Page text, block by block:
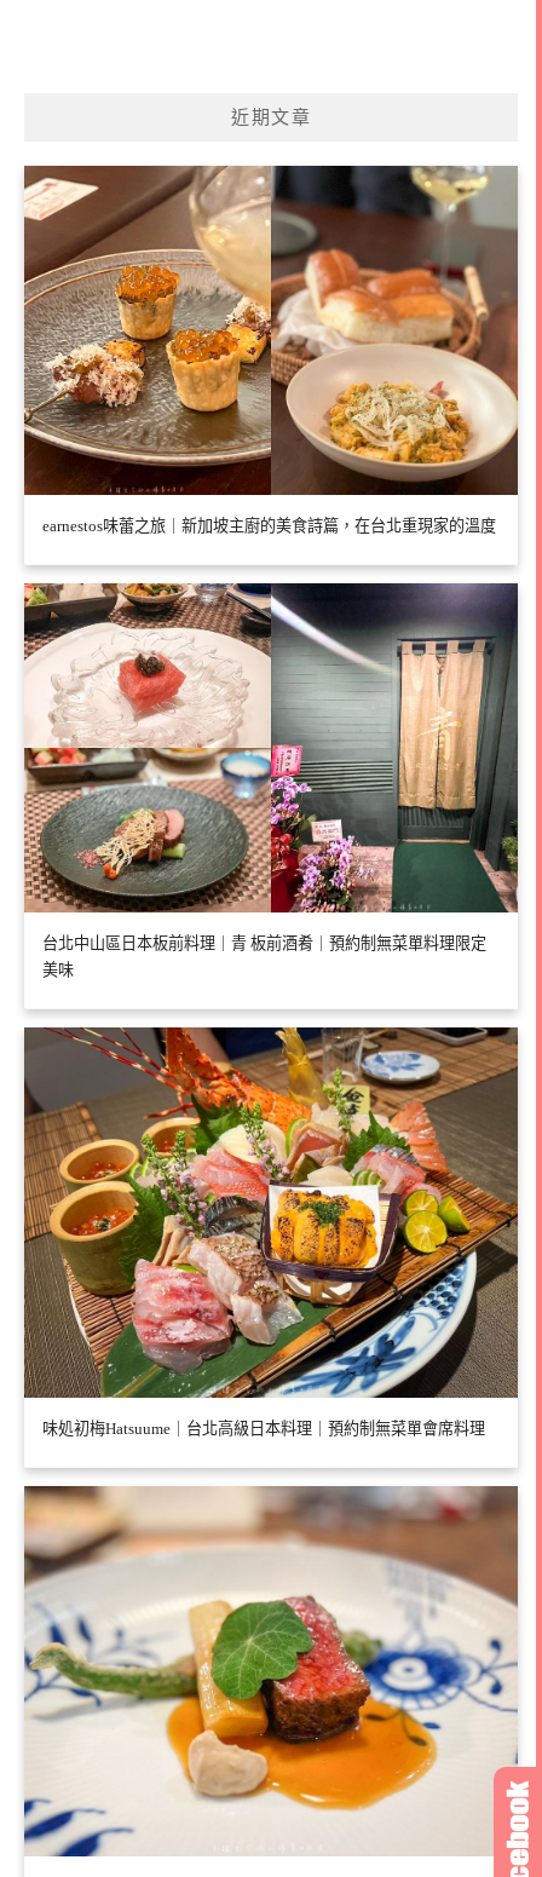
近期文章
earnestos味蕾之旅｜新加坡主廚的美食詩篇，在台北重現家的溫度
台北中山區日本板前料理｜青 板前酒肴｜預約制無菜單料理限定
美味
味処初梅Hatsuume｜台北高級日本料理｜預約制無菜單會席料理